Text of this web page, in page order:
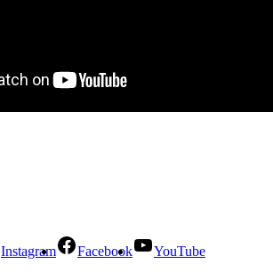
Instagram Facebook
YouTube